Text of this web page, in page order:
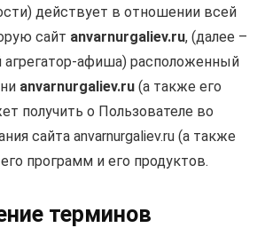
действует в отношении всей
сайт anvarnurgaliev.ru, (далее –
афиша) расположенный
anvarnurgaliev.ru (а также его
получить о Пользователе во
сайта anvarnurgaliev.ru (а также
программ и его продуктов.
терминов